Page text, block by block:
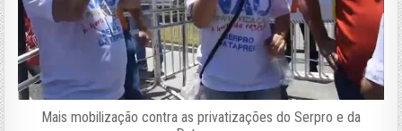
Mais mobilização contra as privatizações do Serpro e da